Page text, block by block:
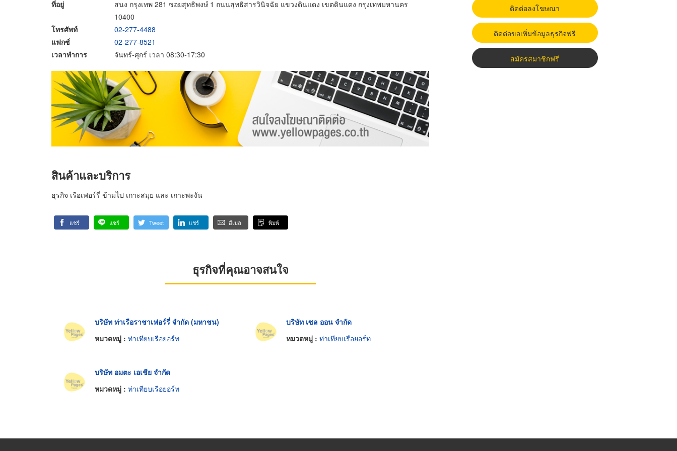
ที่อยู่
สนง กรุงเทพ 281 ซอยสุทธิพงษ์ 1 ถนนสุทธิสารวินิจฉัย แขวงดินแดง เขตดินแดง กรุงเทพมหานคร
10400
โทรศัพท์
02-277-4488
แฟกซ์
02-277-8521
เวลาทำการ
จันทร์-ศุกร์ เวลา 08:30-17:30
สินค้าและบริการ
ธุรกิจ เรือเฟอร์รี่ ข้ามไป เกาะสมุย และ เกาะพะงัน
แชร์ แชร์ Tweet แชร์ อีเมล พิมพ์
ธุรกิจที่คุณอาจสนใจ
บริษัท ท่าเรือราชาเฟอร์รี่ จำกัด (มหาชน)
หมวดหมู่ : ท่าเทียบเรือยอร์ท
บริษัท เซล ออน จำกัด
หมวดหมู่ : ท่าเทียบเรือยอร์ท
บริษัท อมตะ เอเชีย จำกัด
หมวดหมู่ : ท่าเทียบเรือยอร์ท
ติดต่อลงโฆษณา
ติดต่อขอเพิ่มข้อมูลธุรกิจฟรี
สมัครสมาชิกฟรี